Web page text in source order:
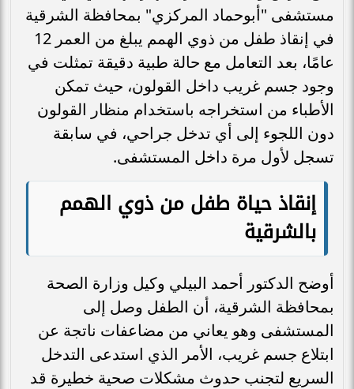
مستشفى "أبوحماد المركزي" بمحافظة الشرقية
في إنقاذ طفل من ذوي الهمم يبلغ من العمر 12
عامًا، بعد التعامل مع حالة طبية دقيقة تمثلت في
وجود جسم غريب داخل القولون، حيث تمكن
الأطباء من استخراجه باستخدام منظار القولون
دون اللجوء إلى أي تدخل جراحي، في سابقة
تسجل لأول مرة داخل المستشفى.
إنقاذ حياة طفل من ذوي الهمم
بالشرقية
أوضح الدكتور أحمد البيلي وكيل وزارة الصحة
بمحافظة الشرقية، أن الطفل وصل إلى
المستشفى وهو يعاني من مضاعفات ناتجة عن
ابتلاع جسم غريب، الأمر الذي استدعى التدخل
السريع لتجنب حدوث مشكلات صحية خطيرة قد